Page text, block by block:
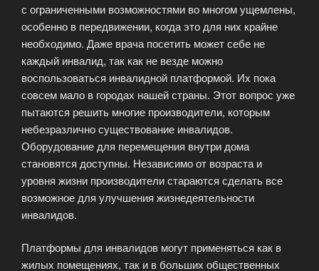
с ограниченными возможностями во многом ущемлены,
особенно в передвижении, когда это для них крайне
необходимо. Даже врача посетить может себе не
каждый инвалид, так как не везде можно
воспользоваться инвалидной платформой. Их пока
совсем мало в городах нашей страны. Этот вопрос уже
пытаются решить многие производители, которым
небезразлично существование инвалидов.
Оборудование для перемещения внутри дома
становятся доступны. Независимо от возраста и
уровня жизни производители стараются сделать все
возможное для улучшения жизнедеятельности
инвалидов.
Платформы для инвалидов могут применяться как в
жилых помещениях, так и в больших общественных